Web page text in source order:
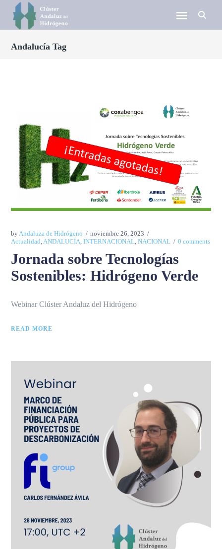
Andalucía Tag
by Andaluza de Hidrógeno
noviembre 26, 2023
Actualidad ANDALUCÍA ,INTERNACIONAL ,NACIONAL 0 comments
Jornada sobre Tecnologías
Sostenibles: Hidrógeno Verde
Webinar Clúster Andaluz del Hidrógeno
READ MORE